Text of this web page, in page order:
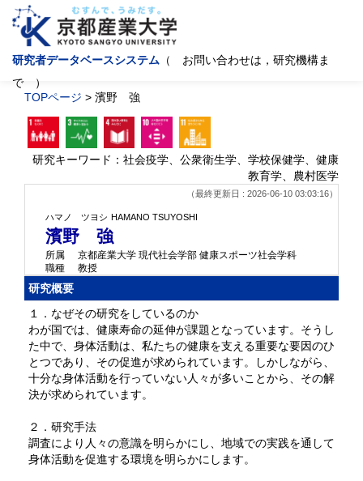
研究者データベースシステム （ お問い合わせは，研究機構ま
で ）
TOPページ > 濱野 強
研究キーワード：社会疫学、公衆衛生学、学校保健学、健康
教育学、農村医学
（最終更新日 : 2026-06-10 03:03:16）
ハマノ ツヨシ HAMANO TSUYOSHI
濱野 強
所属
京都産業大学 現代社会学部 健康スポーツ社会学科
職種
教授
研究概要
１．なぜその研究をしているのか
わが国では、健康寿命の延伸が課題となっています。そうし
た中で、身体活動は、私たちの健康を支える重要な要因のひ
とつであり、その促進が求められています。しかしながら、
十分な身体活動を行っていない人々が多いことから、その解
決が求められています。
２．研究手法
調査により人々の意識を明らかにし、地域での実践を通して
身体活動を促進する環境を明らかにします。